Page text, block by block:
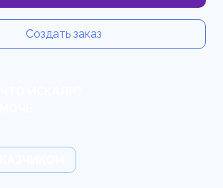
Создать заказ